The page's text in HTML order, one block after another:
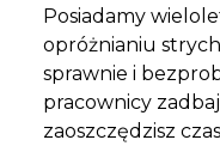
Posiadamy
opróżnianiu
sprawnie i
pracownicy
zaoszczędzisz